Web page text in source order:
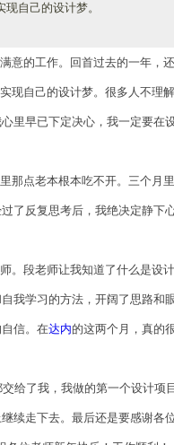
自己的设计梦。
意的工作。回首过去的一年，
现自己的设计梦。很多人不理
里早已下定决心，我一定要在
那点老本根本吃不开。三个月
了反复思考后，我绝决定静下
。段老师让我知道了什么是设
我学习的方法，开阔了思路和
信。在达内的这两个月，真的
给了我，我做的第一个设计项
续走下去。最后还是要感谢各